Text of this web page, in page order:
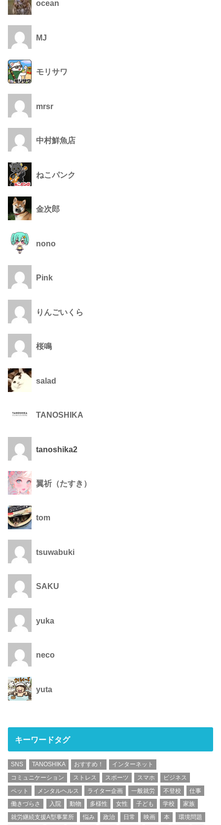
ocean
MJ
モリサワ
mrsr
中村鮮魚店
ねこパンク
金次郎
nono
Pink
りんごいくら
桜鳴
salad
TANOSHIKA
tanoshika2
翼祈（たすき）
tom
tsuwabuki
SAKU
yuka
neco
yuta
キーワードタグ
SNS TANOSHIKA おすすめ！
インターネット
コミュニケーション
ストレス スポーツ スマホ
ビジネス
ペット
メンタルヘルス ライター企画 一般就労 不登校
仕事
働きづらさ
入院 動物 多様性 女性 子ども 学校
家族
就労継続支援A型事業所
悩み 政治 日常 映画 本
環境問題